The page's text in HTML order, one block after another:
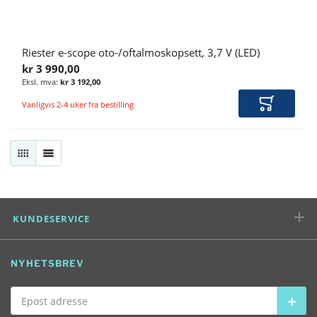
Riester e-scope oto-/oftalmoskopsett, 3,7 V (LED)
kr 3 990,00
kr 3 192,00
Vanligvis 2-4 uker fra bestilling Legg i
RUTENETT
LISTE
KUNDESERVICE
NYHETSBREV
Epost adresse